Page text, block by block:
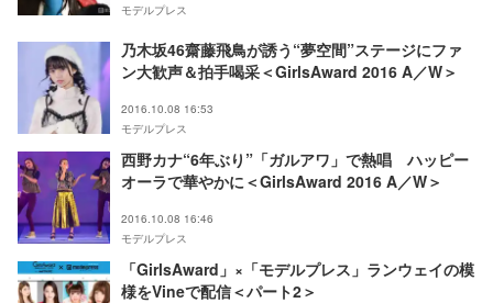
モデルプレス
乃木坂46齋藤飛鳥が誘う“夢空間”ステージにファ
ン大歓声＆拍手喝采＜GirlsAward 2016 A／W＞
2016.10.08 16:53
モデルプレス
西野カナ“6年ぶり”「ガルアワ」で熱唱 ハッピー
オーラで華やかに＜GirlsAward 2016 A／W＞
2016.10.08 16:46
モデルプレス
「GirlsAward」×「モデルプレス」ランウェイの模
様をVineで配信＜パート2＞